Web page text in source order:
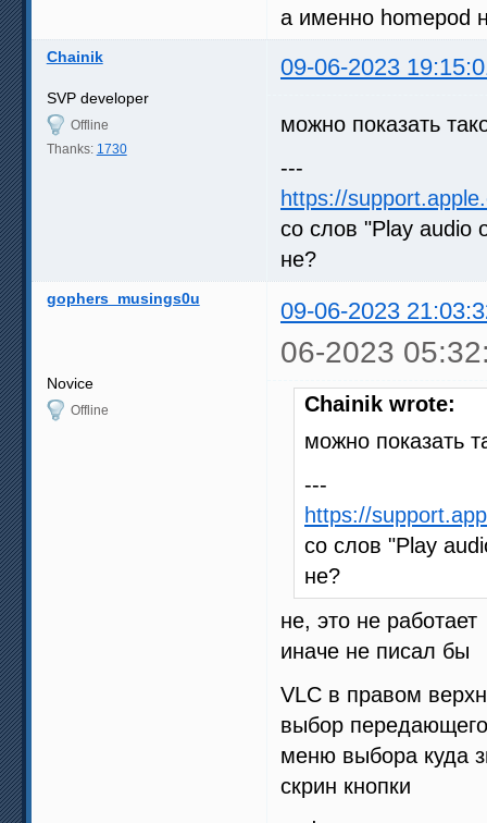
а именно homepod
Chainik 09-06-2023
SVP developer
Offline
Thanks: 1730
можно показать
---
https://
со слов "Play audio
не?
gophers_musings0u 09-06-2023
06-2023
Novice
Offline
Chainik wrote:
можно показать
---
https://
со слов "Play
не?
не, это не работает
иначе не писал бы
VLC в правом
выбор
меню выбора куда
скрин кнопки